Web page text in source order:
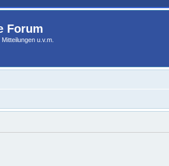
Forum
u.v.m.